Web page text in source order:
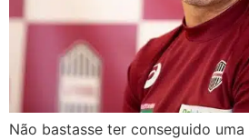
Não bastasse ter conseguido